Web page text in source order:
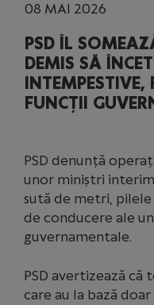
08 MAI 2026
PSD ÎL
DEMIS SĂ
INTEMPESTIVE,
FUNCȚII
PSD denunță
unor miniștri
sută de metri,
de conducere ale
guvernamentale.
PSD avertizează că
care au la bază